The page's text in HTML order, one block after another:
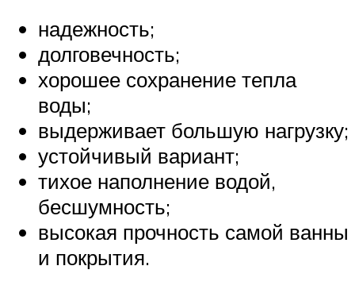
надежность;
долговечность;
хорошее сохранение тепла
воды;
выдерживает большую нагрузку;
устойчивый вариант;
тихое наполнение водой,
бесшумность;
высокая прочность самой ванны
и покрытия.